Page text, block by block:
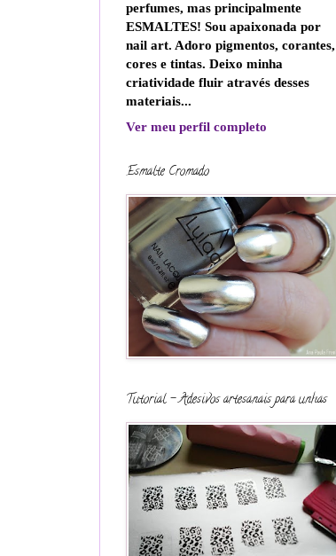
perfumes, mas principalmente
ESMALTES! Sou apaixonada por
nail art. Adoro pigmentos, corantes,
cores e tintas. Deixo minha
criatividade fluir através desses
materiais...
Ver meu perfil completo
Esmalte Cromado
Tutorial - Adesivos artesanais para unhas